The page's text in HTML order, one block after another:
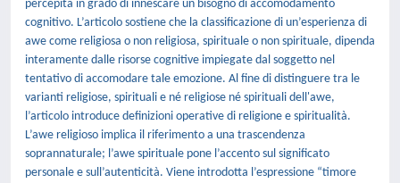
percepita in grado di innescare un bisogno di accomodamento
cognitivo. L’articolo sostiene che la classificazione di un’esperienza di
awe come religiosa o non religiosa, spirituale o non spirituale, dipenda
interamente dalle risorse cognitive impiegate dal soggetto nel
tentativo di accomodare tale emozione. Al fine di distinguere tra le
varianti religiose, spirituali e né religiose né spirituali dell'awe,
l’articolo introduce definizioni operative di religione e spiritualità.
L’awe religioso implica il riferimento a una trascendenza
soprannaturale; l’awe spirituale pone l’accento sul significato
personale e sull’autenticità. Viene introdotta l’espressione “timore